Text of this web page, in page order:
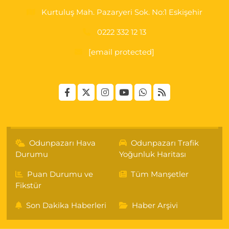
Kurtuluş Mah. Pazaryeri Sok. No:1 Eskişehir
0222 332 12 13
[email protected]
Odunpazarı Hava
Durumu
Odunpazarı Trafik
Yoğunluk Haritası
Puan Durumu ve
Fikstür
Tüm Manşetler
Son Dakika Haberleri Haber Arşivi